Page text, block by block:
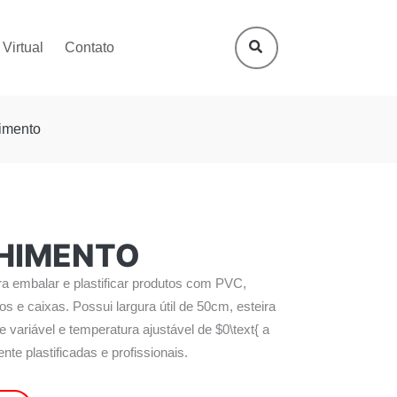
Contato
embalar e plastificar produtos com PVC,
e caixas. Possui largura útil de 50cm, esteira
variável e temperatura ajustável de $0\text{ a
plastificadas e profissionais.